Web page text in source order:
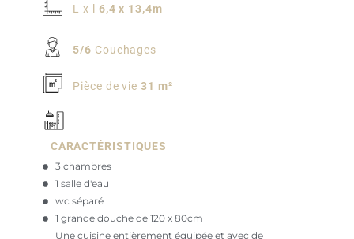
L x l 6,4 x 13,4m
5/6 Couchages
Pièce de vie 31 m²
CARACTÉRISTIQUES
3 chambres
1 salle d'eau
wc séparé
1 grande douche de 120 x 80cm
Une cuisine entièrement équipée et avec de